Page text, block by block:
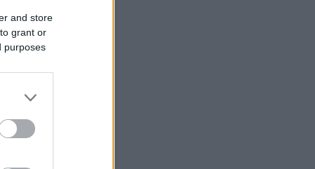
and store
grant or
purposes